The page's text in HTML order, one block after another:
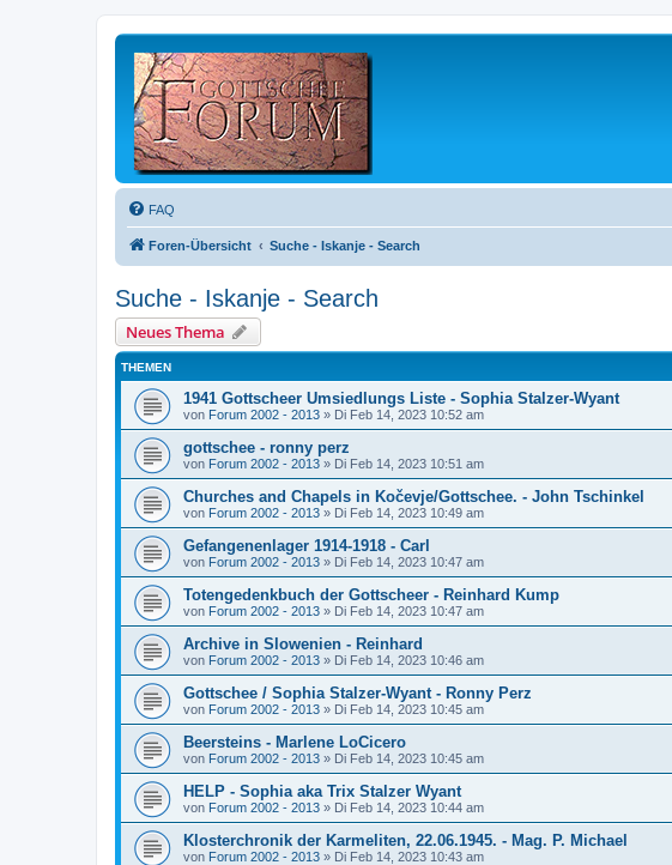
FAQ
Foren-Übersicht Suche - Iskanje - Search
Suche - Iskanje - Search
Neues Thema
THEMEN
1941 Gottscheer Umsiedlungs Liste - Sophia Stalzer-Wyant
von Forum 2002 - 2013 » Di Feb 14, 2023 10:52 am
gottschee - ronny perz
von Forum 2002 - 2013 » Di Feb 14, 2023 10:51 am
Churches and Chapels in Kočevje/Gottschee. - John Tschinkel
von Forum 2002 - 2013 » Di Feb 14, 2023 10:49 am
Gefangenenlager 1914-1918 - Carl
von Forum 2002 - 2013 » Di Feb 14, 2023 10:47 am
Totengedenkbuch der Gottscheer - Reinhard Kump
von Forum 2002 - 2013 » Di Feb 14, 2023 10:47 am
Archive in Slowenien - Reinhard
von Forum 2002 - 2013 » Di Feb 14, 2023 10:46 am
Gottschee / Sophia Stalzer-Wyant - Ronny Perz
von Forum 2002 - 2013 » Di Feb 14, 2023 10:45 am
Beersteins - Marlene LoCicero
von Forum 2002 - 2013 » Di Feb 14, 2023 10:45 am
HELP - Sophia aka Trix Stalzer Wyant
von Forum 2002 - 2013 » Di Feb 14, 2023 10:44 am
Klosterchronik der Karmeliten, 22.06.1945. - Mag. P. Michael
von Forum 2002 - 2013 » Di Feb 14, 2023 10:43 am